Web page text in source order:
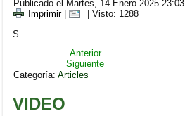
Publicado el Martes, 14 Enero 2025 23:03
Imprimir|
| Visto: 1288
S
Anterior
Siguiente
Categoría:Articles
VIDEO